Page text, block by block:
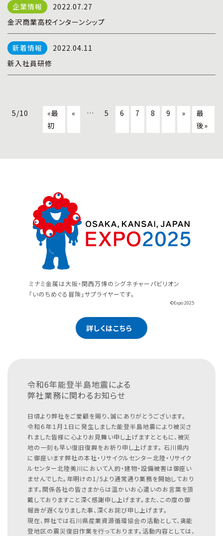
2022.07.27
金沢商業高校インターンシップ
2022.04.11
新入社員研修
5/10
«最
初
« … 5 6 7 8 9 »
最
後»
ミナミ金属は大阪・関西万博のシグネチャーパビリオン
「いのちめぐる冒険」サプライヤーです。
©Expo 2025
詳しくはこちら
令和6年能登半島地震による
弊社業務に関わるお知らせ
日頃より弊社をご愛顧を賜り、誠にありがとうございます。
令和６年１月１日に発生しました能登半島地震により被災さ
れました皆様に心よりお見舞い申し上げますとともに、被災
地の一刻も早い復旧復興をお祈り申し上げます。 石川県内
に御座います弊社の本社・リサイクルセンター北陸・リサイク
ルセンター北陸美川において人的・建物・設備被害は御座い
ませんでした。年明けの1/5より通常通り業務を開始しており
ます。関係各社の皆さまからは温かいお心遣いのお言葉を頂
戴しておりますこと深く感謝申し上げます。また、この度の御
報告が遅くなりました事、深くお詫び申し上げます。
現在、弊社では石川県産業資源循環協会の活動として、奥能
登地区の震災復旧作業を行っております。活動内容としては、